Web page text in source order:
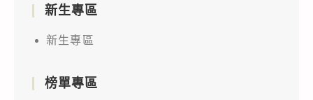
新生專區
新生專區
榜單專區